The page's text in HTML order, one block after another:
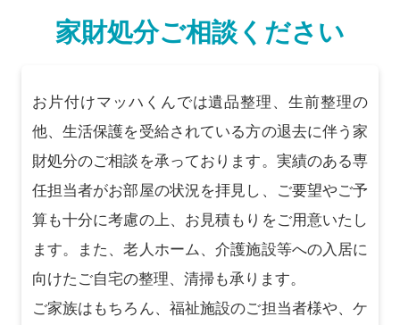
家財処分ご相談ください
お片付けマッハくんでは遺品整理、生前整理の
他、生活保護を受給されている方の退去に伴う家
財処分のご相談を承っております。実績のある専
任担当者がお部屋の状況を拝見し、ご要望やご予
算も十分に考慮の上、お見積もりをご用意いたし
ます。また、老人ホーム、介護施設等への入居に
向けたご自宅の整理、清掃も承ります。
ご家族はもちろん、福祉施設のご担当者様や、ケ